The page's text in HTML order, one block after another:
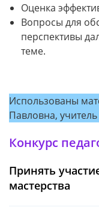
Оценка
Вопросы для
перспективы
теме.
Использованы
Павловна,
Конкурс
Принять
мастерства